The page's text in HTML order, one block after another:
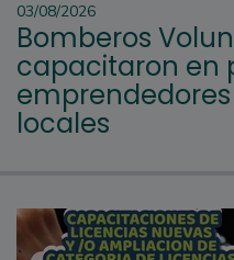
03/08/2026
Bomberos
capacitaron en
locales